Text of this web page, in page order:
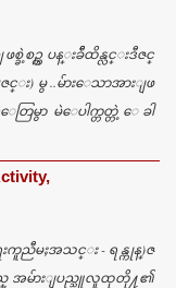
ဥ္က ပန္းခ်ီထိန္လင္းဒီဇင္
း) မွ ..မ်ားေသာအားျဖ
တြမွာ မဲေပါက္တတ္တဲ့ ေခါ
ညီမႈအသင္း - ရန္ကုန္)ဇ
သည္ အမ်ားျပည္သူလူထုတို႔၏